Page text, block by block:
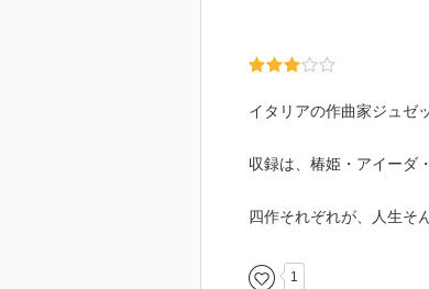
イタリアの作曲家ジュゼ
収録は、椿姫・アイーダ
四作それぞれが、人生そ
1